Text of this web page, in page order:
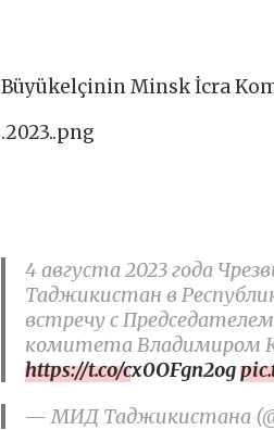
Büyükelçinin Minsk İcra
.2023..png
4 августа 2023 года
Таджикистан в
встречу с
комитета Владимиром
https://t.co/cx0OFgn2og
— МИД Таджикистана